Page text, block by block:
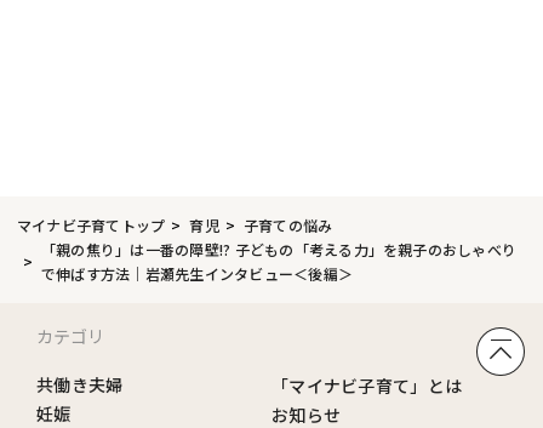
マイナビ子育てトップ 育児
子育ての悩み
「親の焦り」は一番の障壁!? 子どもの「考える力」を親子のおしゃべり
で伸ばす方法｜岩瀬先生インタビュー＜後編＞
カテゴリ
共働き夫婦
妊娠
「マイナビ子育て」とは
お知らせ